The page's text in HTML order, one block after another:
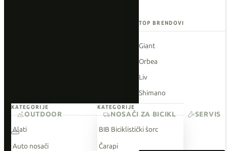
TOP BRENDOVI
Giant
Orbea
Liv
Shimano
O'Neal
KATEGORIJE
Alati
Auto nosači
KATEGORIJE
BIB Biciklistički šorc
Čarapi
OUTDOOR NOSAČI ZA BICIKL SERVIS